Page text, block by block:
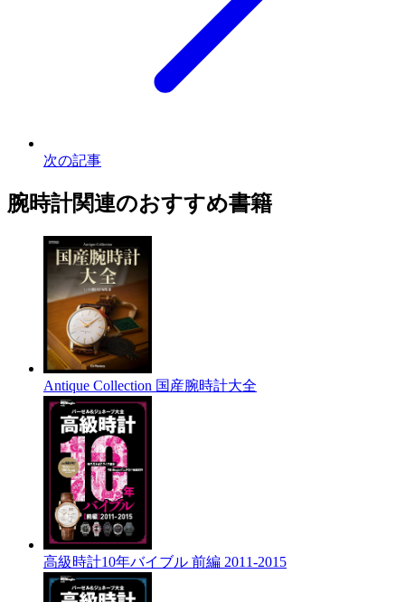
次の記事
腕時計関連のおすすめ書籍
Antique Collection 国産腕時計大全
高級時計10年バイブル 前編 2011-2015